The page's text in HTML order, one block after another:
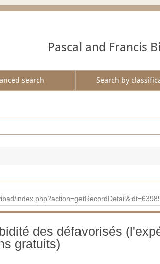
Pascal and Francis
search Search by
des défavorisés
gratuits)